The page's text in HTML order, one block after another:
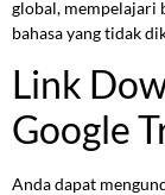
global, mempelajari
bahasa yang tidak
Link
Google
Anda dapat